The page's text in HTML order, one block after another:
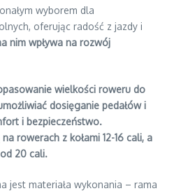
wyborem dla
oferując radość z jazdy i
nim wpływa na rozwój
wielkości roweru do
dosięganie pedałów i
i bezpieczeństwo.
rowerach z kołami 12-16 cali, a
20 cali.
jest materiała wykonania – rama